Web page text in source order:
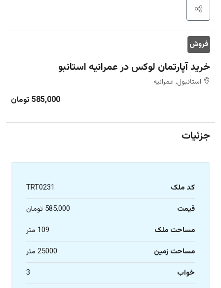
فروش
خرید آپارتمان لوکس در عمرانیه استانبو
استانبول, عمرانیه
585,000 تومان
جزئیات
کد ملک
TRT0231
قیمت
585,000 تومان
مساحت ملک
109 متر
مساحت زمین
25000 متر
خواب
3